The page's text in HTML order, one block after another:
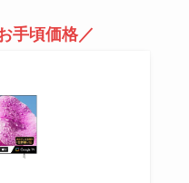
手頃価格／